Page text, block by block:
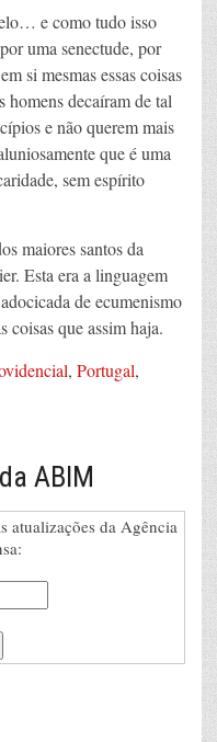
e como tudo isso
uma senectude, por
si mesmas essas coisas
homens decaíram de tal
e não querem mais
que é uma
sem espírito
maiores santos da
Esta era a linguagem
de ecumenismo
coisas que assim haja.
, Portugal,
ABIM
atualizações da Agência